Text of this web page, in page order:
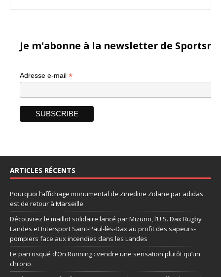
Je m'abonne à la newsletter de
Adresse e-mail *
ARTICLES RÉCENTS
Pourquoi l’affichage monumental de Zinedine Zidane par adidas
est de retour à Marseille
Découvrez le maillot solidaire lancé par Mizuno, l’U.S. Dax Rugby
Landes et Intersport Saint-Paul-lès-Dax au profit des sapeurs-
pompiers face aux incendies dans les Landes
Le pari risqué d’On Running : vendre une sensation plutôt qu’un
chrono